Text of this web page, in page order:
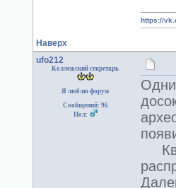
Наверх
https://
ufo212
Коллежский секретарь
Я люблю форум
Сообщений: 96
Пол: